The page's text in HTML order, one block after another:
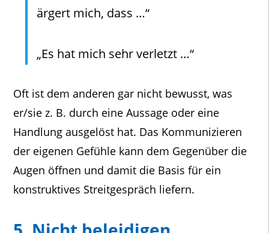
ärgert mich, dass …“
„Es hat mich sehr verletzt …“
Oft ist dem anderen gar nicht bewusst, was
er/sie z. B. durch eine Aussage oder eine
Handlung ausgelöst hat. Das Kommunizieren
der eigenen Gefühle kann dem Gegenüber die
Augen öffnen und damit die Basis für ein
konstruktives Streitgespräch liefern.